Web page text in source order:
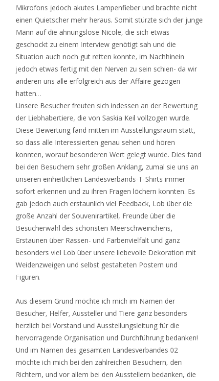
Mikrofons jedoch akutes Lampenfieber und brachte nicht
einen Quietscher mehr heraus. Somit stürzte sich der junge
Mann auf die ahnungslose Nicole, die sich etwas
geschockt zu einem Interview genötigt sah und die
Situation auch noch gut retten konnte, im Nachhinein
jedoch etwas fertig mit den Nerven zu sein schien- da wir
anderen uns alle erfolgreich aus der Affaire gezogen
hatten…
Unsere Besucher freuten sich indessen an der Bewertung
der Liebhabertiere, die von Saskia Keil vollzogen wurde.
Diese Bewertung fand mitten im Ausstellungsraum statt,
so dass alle Interessierten genau sehen und hören
konnten, worauf besonderen Wert gelegt wurde. Dies fand
bei den Besuchern sehr großen Anklang, zumal sie uns an
unseren einheitlichen Landesverbands-T-Shirts immer
sofort erkennen und zu ihren Fragen löchern konnten. Es
gab jedoch auch erstaunlich viel Feedback, Lob über die
große Anzahl der Souvenirartikel, Freunde über die
Besucherwahl des schönsten Meerschweinchens,
Erstaunen über Rassen- und Farbenvielfalt und ganz
besonders viel Lob über unsere liebevolle Dekoration mit
Weidenzweigen und selbst gestalteten Postern und
Figuren.
Aus diesem Grund möchte ich mich im Namen der
Besucher, Helfer, Aussteller und Tiere ganz besonders
herzlich bei Vorstand und Ausstellungsleitung für die
hervorragende Organisation und Durchführung bedanken!
Und im Namen des gesamten Landesverbandes 02
möchte ich mich bei den zahlreichen Besuchern, den
Richtern, und vor allem bei den Ausstellern bedanken, die